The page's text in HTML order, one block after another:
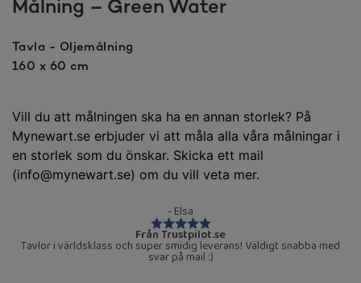
Målning – Green Water
Tavla - Oljemålning
160 x 60 cm
Vill du att målningen ska ha en annan storlek? På
Mynewart.se erbjuder vi att måla alla våra målningar i
en storlek som du önskar. Skicka ett mail
(info@mynewart.se) om du vill veta mer.
- Elsa
Från Trustpilot.se
Tavlor i världsklass och super smidig leverans! Väldigt snabba med
svar på mail :)